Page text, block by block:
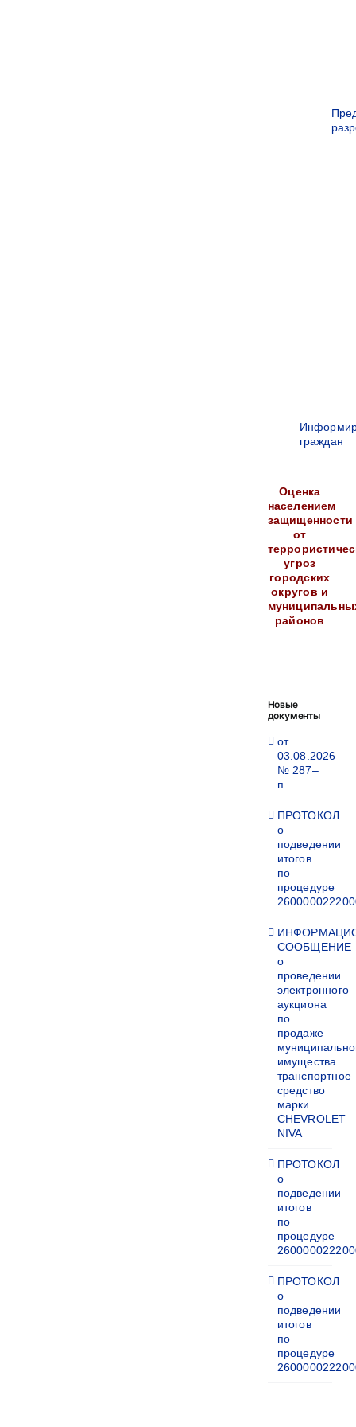
граждан
Оценка
населением
защищенности
от
угроз
городских
округов и
районов
Новые
документы
от
03.08.2026
№ 287–
п
ПРОТОКОЛ
о
подведении
итогов
по
процедуре
СООБЩЕНИЕ
о
проведении
электронного
аукциона
по
продаже
имущества
транспортное
средство
марки
CHEVROLET
NIVA
ПРОТОКОЛ
о
подведении
итогов
по
процедуре
ПРОТОКОЛ
о
подведении
итогов
по
процедуре